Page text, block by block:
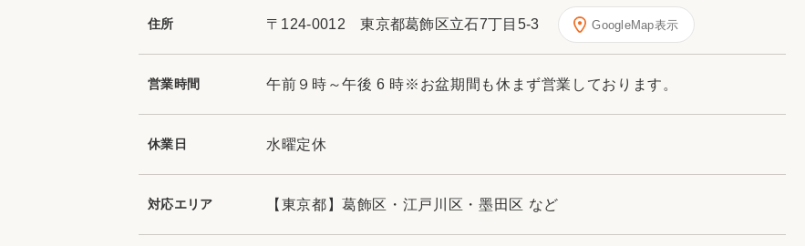
住所 〒124-0012 東京都葛飾区立石7丁目5-3 GoogleMap表示
営業時間 午前９時～午後 6 時※お盆期間も休まず営業しております。
休業日 水曜定休
対応エリア 【東京都】葛飾区・江戸川区・墨田区 など